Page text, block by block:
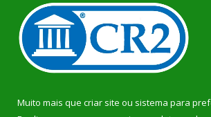
Muito mais que criar site ou sistema para